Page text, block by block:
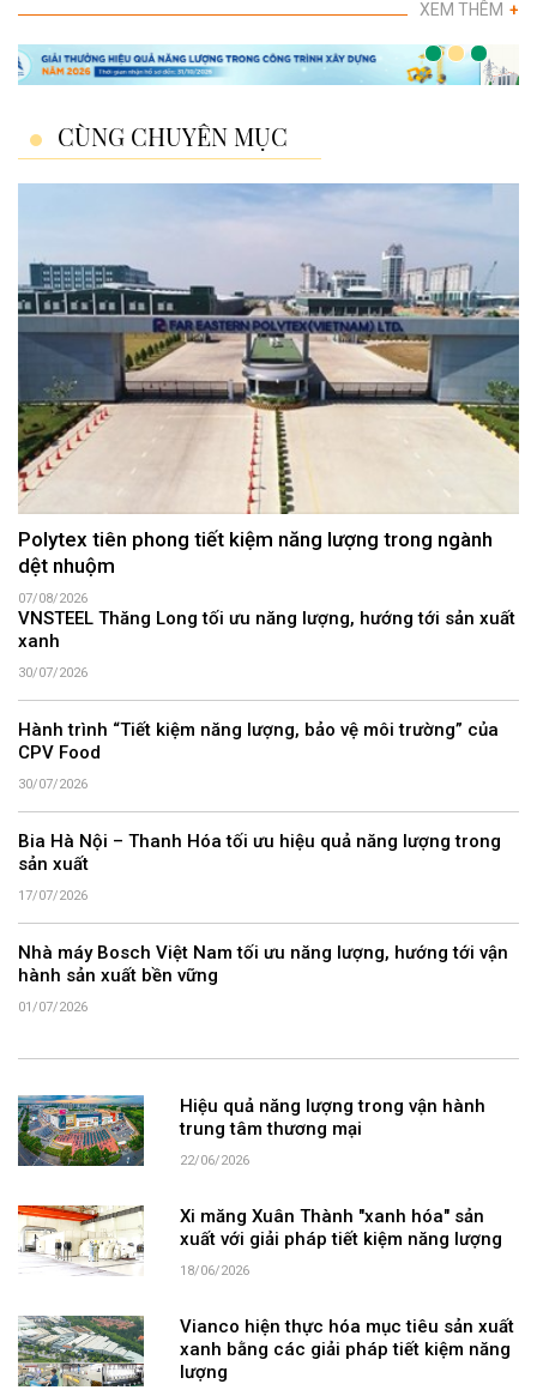
XEM THÊM +
CÙNG CHUYÊN MỤC
Polytex tiên phong tiết kiệm năng lượng trong ngành
dệt nhuộm
07/08/2026
VNSTEEL Thăng Long tối ưu năng lượng, hướng tới sản xuất
xanh
30/07/2026
Hành trình “Tiết kiệm năng lượng, bảo vệ môi trường” của
CPV Food
30/07/2026
Bia Hà Nội – Thanh Hóa tối ưu hiệu quả năng lượng trong
sản xuất
17/07/2026
Nhà máy Bosch Việt Nam tối ưu năng lượng, hướng tới vận
hành sản xuất bền vững
01/07/2026
Hiệu quả năng lượng trong vận hành
trung tâm thương mại
22/06/2026
Xi măng Xuân Thành "xanh hóa" sản
xuất với giải pháp tiết kiệm năng lượng
18/06/2026
Vianco hiện thực hóa mục tiêu sản xuất
xanh bằng các giải pháp tiết kiệm năng
lượng